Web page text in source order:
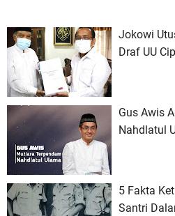
Jokowi
Draf UU
Gus Awis
Nahdlatul
5 Fakta
Santri